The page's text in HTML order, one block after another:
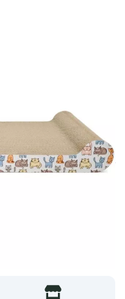
extra Anziehungskraft
die Katzen lieben.
Derzeit nicht lieferbar